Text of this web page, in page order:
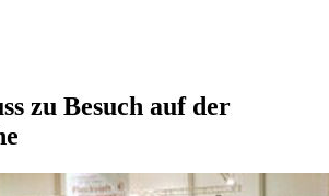
zu Besuch auf der